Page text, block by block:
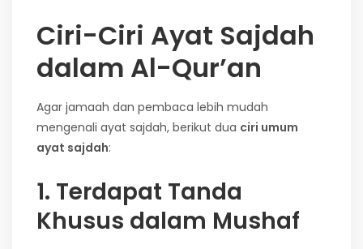
Ciri-Ciri Ayat Sajdah
dalam Al-Qur’an
Agar jamaah dan pembaca lebih mudah
mengenali ayat sajdah, berikut dua ciri umum
ayat sajdah:
1. Terdapat Tanda
Khusus dalam Mushaf